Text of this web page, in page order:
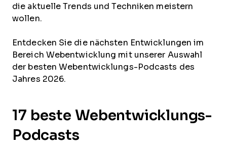
die aktuelle Trends und Techniken meistern
wollen.
Entdecken Sie die nächsten Entwicklungen im
Bereich Webentwicklung mit unserer Auswahl
der besten Webentwicklungs-Podcasts des
Jahres 2026.
17 beste Webentwicklungs-
Podcasts